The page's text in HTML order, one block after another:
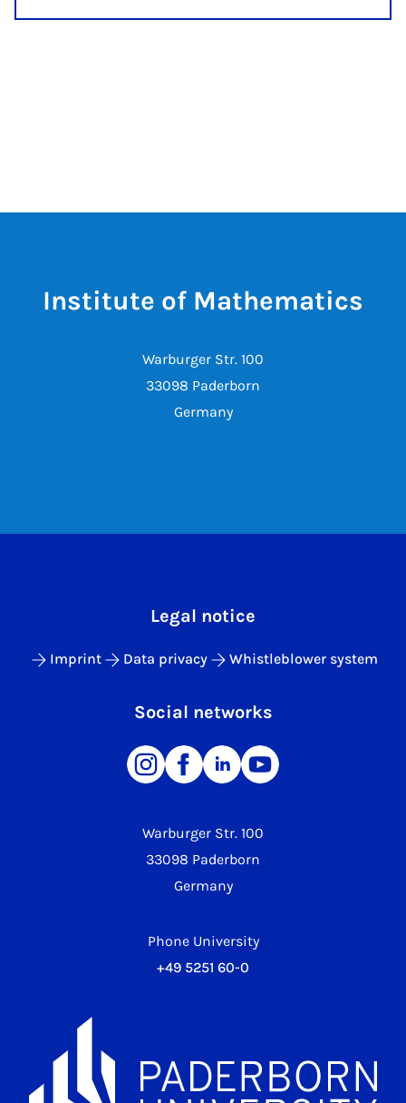
Institute of Mathematics
Warburger Str. 100
33098 Paderborn
Germany
Warburger Str. 100
33098 Paderborn
Germany
Phone University
+49 5251 60-0
Legal notice
Imprint Data privacy Whistleblower system
Social networks